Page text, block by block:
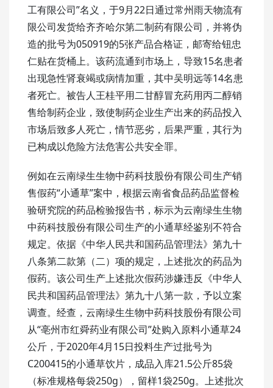
工有限公司”名义，于9月22日通过常州雨天物流有
限公司发货给齐齐哈尔第二制药有限公司，并将伪
造的批号为050919的5张产品合格证，邮寄给钮忠
仁贴在货桶上。该药流通到市场上，导致15名患者
出现急性肾衰竭或病情加重，其中吴明远等14名患
者死亡。被告人王桂平用二甘醇冒充药用丙二醇销
售给制药企业，致使制药企业生产出来的药品投入
市场后致多人死亡，情节恶劣，后果严重，其行为
已构成以危险方法危害公共安全罪。
例如在云南绿生生物中药科技股份有限公司生产销
售假药“小通草”案中，根据云南省食品药品监督检
验研究院的药品检验报告书，标示为云南绿生生物
中药科技股份有限公司生产的小通草经鉴别不符合
规定。依据《中华人民共和国药品管理法》第九十
八条第二款第（二）项的规定，上述批次的药品为
假药。该公司生产上述批次假药涉嫌违反《中华人
民共和国药品管理法》第九十八第一款，予以立案
调查。经查，云南绿生生物中药科技股份有限公司
从“亳州市红舜药业有限公司”处购入原料小通草24
公斤，于2020年4月15日投料生产过批号为
C200415的小通草饮片，成品入库21.5公斤85袋
（标准规格每袋250g），留样1袋250g。上述批次